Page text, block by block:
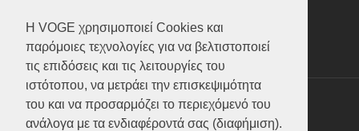
Η VOGE χρησιμοποιεί Cookies και
παρόμοιες τεχνολογίες για να βελτιστοποιεί
τις επιδόσεις και τις λειτουργίες του
ιστότοπου, να μετράει την επισκεψιμότητα
του και να προσαρμόζει το περιεχόμενό του
ανάλογα με τα ενδιαφέροντά σας (διαφήμιση).
Scooter
ATV (Loncin)
ΥΠΗΡΕΣΙΕΣ